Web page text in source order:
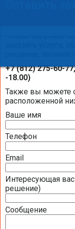
Чтобы получить
заказать услуги,
решение, звоните
+7 (812) 275-60-
-18.00)
Также вы можете
расположенной
Ваше имя
Телефон
Email
Интересующая
решение)
Сообщение
Каталоги и
Общая
Полная
Приводы для
Полный